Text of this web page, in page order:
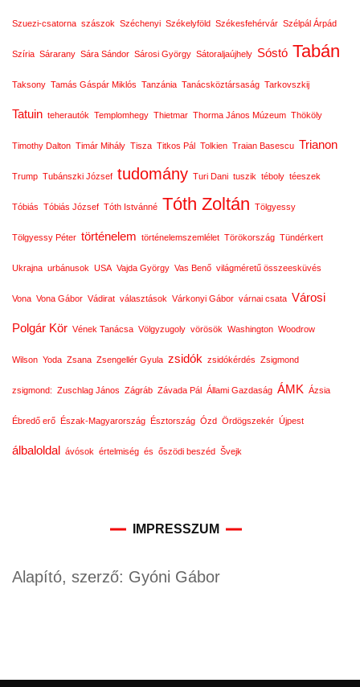
Szuezi-csatorna szászok Széchenyi Székelyföld Székesfehérvár Szélpál Árpád
Szíria Sárarany Sára Sándor Sárosi György Sátoraljaújhely Sóstó Tabán
Taksony Tamás Gáspár Miklós Tanzánia Tanácsköztársaság Tarkovszkij
Tatuin teherautók Templomhegy Thietmar Thorma János Múzeum Thököly
Timothy Dalton Timár Mihály Tisza Titkos Pál Tolkien Traian Basescu Trianon
Trump Tubánszki József tudomány Turi Dani tuszik téboly téeszek
Tóbiás Tóbiás József Tóth Istvánné Tóth Zoltán Tölgyessy
Tölgyessy Péter történelem történelemszemlélet Törökország Tündérkert
Ukrajna urbánusok USA Vajda György Vas Benő világméretű összeesküvés
Vona Vona Gábor Vádirat választások Várkonyi Gábor várnai csata Városi
Polgár Kör Vének Tanácsa Völgyzugoly vörösök Washington Woodrow
Wilson Yoda Zsana Zsengellér Gyula zsidók zsidókérdés Zsigmond
zsigmond: Zuschlag János Zágráb Závada Pál Állami Gazdaság ÁMK Ázsia
Ébredő erő Észak-Magyarország Észtország Ózd Ördögszekér Újpest
álbaloldal ávósok értelmiség és őszödi beszéd Švejk
IMPRESSZUM
Alapító, szerző: Gyóni Gábor